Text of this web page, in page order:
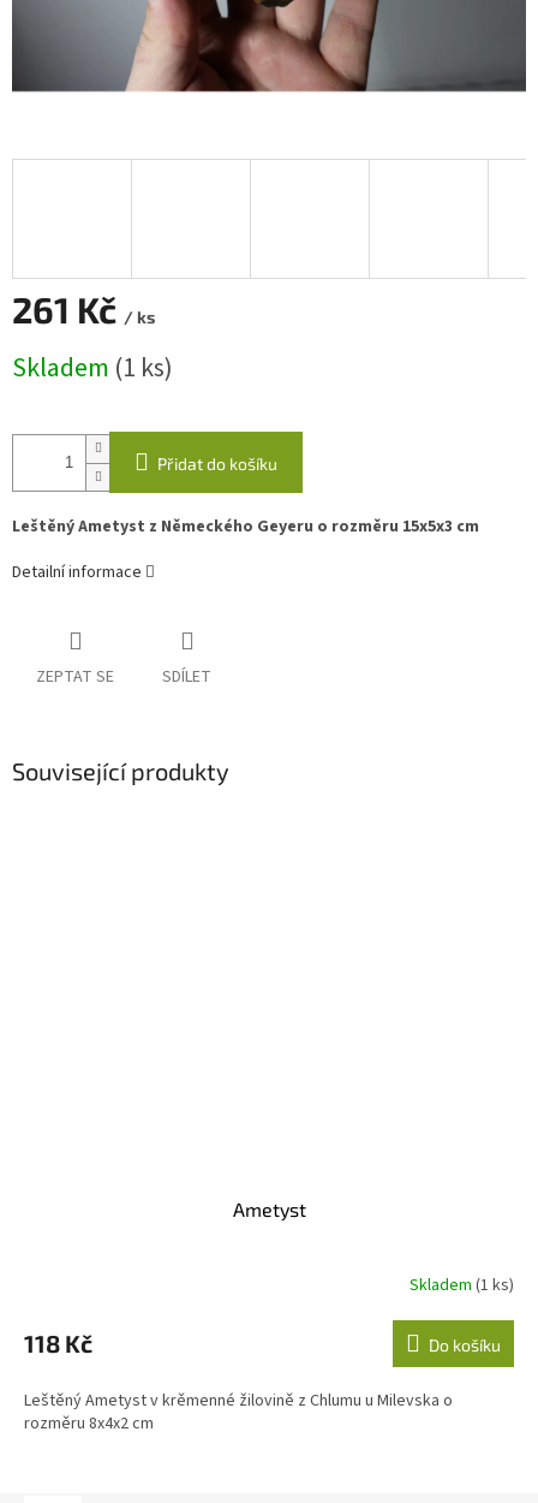
261 Kč / ks
cena:
Skladem (1 ks)
Přidat do košíku
Leštěný Ametyst z Německého Geyeru o rozměru 15x5x3 cm
Detailní informace
ZEPTAT SE SDÍLET
Související produkty
Ametyst
Skladem (1 ks)
118 Kč Do košíku
Leštěný Ametyst v krěmenné žilovině z Chlumu u Milevska o
rozměru 8x4x2 cm